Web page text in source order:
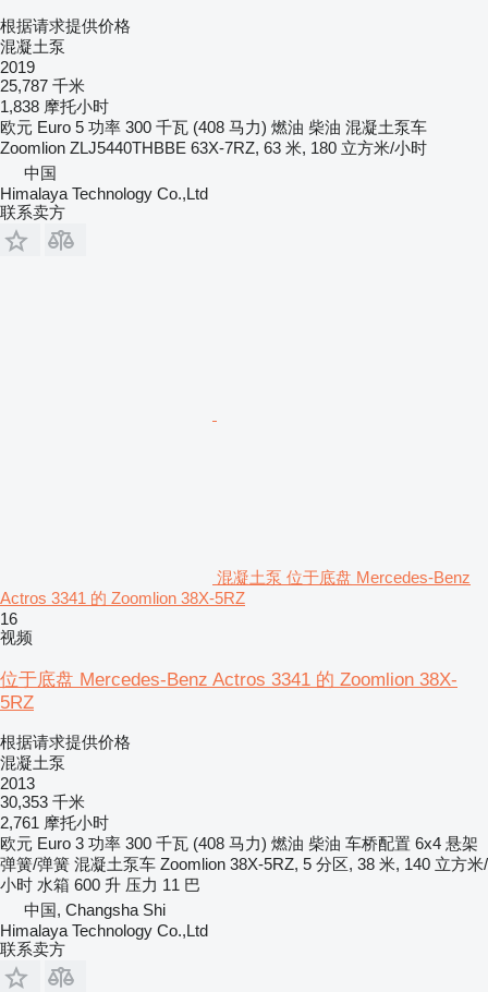
根据请求提供价格
混凝土泵
2019
25,787 千米
1,838 摩托小时
欧元 Euro 5 功率 300 千瓦 (408 马力) 燃油 柴油 混凝土泵车
Zoomlion ZLJ5440THBBE 63X-7RZ, 63 米, 180 立方米/小时
中国
Himalaya Technology Co.,Ltd
联系卖方
混凝土泵 位于底盘 Mercedes-Benz
Actros 3341 的 Zoomlion 38X-5RZ
16
视频
位于底盘 Mercedes-Benz Actros 3341 的 Zoomlion 38X-
5RZ
根据请求提供价格
混凝土泵
2013
30,353 千米
2,761 摩托小时
欧元 Euro 3 功率 300 千瓦 (408 马力) 燃油 柴油 车桥配置 6x4 悬架
弹簧/弹簧 混凝土泵车 Zoomlion 38X-5RZ, 5 分区, 38 米, 140 立方米/
小时 水箱 600 升 压力 11 巴
中国, Changsha Shi
Himalaya Technology Co.,Ltd
联系卖方